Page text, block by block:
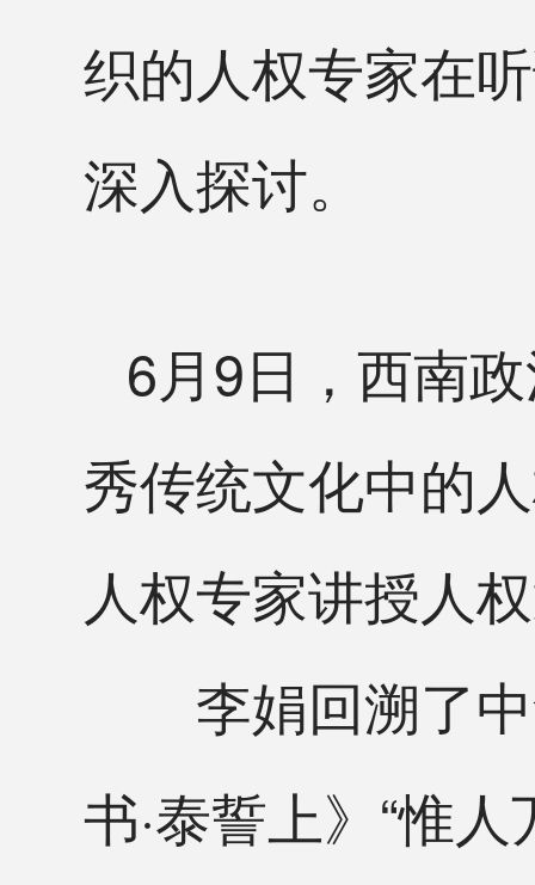
织的人权专家在
深入探讨。
6月9日，西南
秀传统文化中的
人权专家讲授人
李娟回溯了中
书·泰誓上》“惟